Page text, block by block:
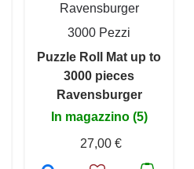
Ravensburger
3000 Pezzi
Puzzle Roll Mat up to
3000 pieces
Ravensburger
In magazzino (5)
27,00 €